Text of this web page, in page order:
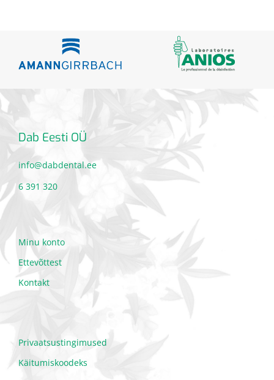
Dab Eesti OÜ
info@dabdental.ee
6 391 320
Minu konto
Ettevõttest
Kontakt
Privaatsustingimused
Käitumiskoodeks